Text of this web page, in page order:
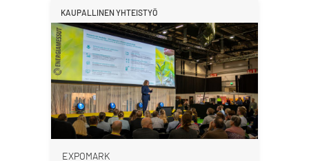
KAUPALLINEN YHTEISTYÖ
EXPOMARK